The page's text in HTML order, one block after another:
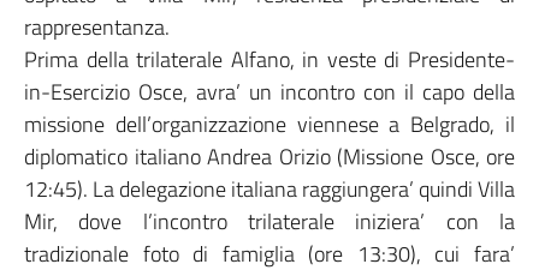
rappresentanza.
Prima della trilaterale Alfano, in veste di Presidente-
in-Esercizio Osce, avra’ un incontro con il capo della
missione dell’organizzazione viennese a Belgrado, il
diplomatico italiano Andrea Orizio (Missione Osce, ore
12:45). La delegazione italiana raggiungera’ quindi Villa
Mir, dove l’incontro trilaterale iniziera’ con la
tradizionale foto di famiglia (ore 13:30), cui fara’